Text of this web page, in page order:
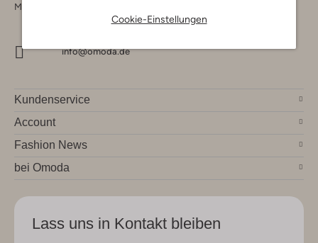
Cookie-Einstellungen
Montag - Freitag 09:00 - 17:00 uur
info@omoda.de
Kundenservice
Account
Fashion News
bei Omoda
Lass uns in Kontakt bleiben